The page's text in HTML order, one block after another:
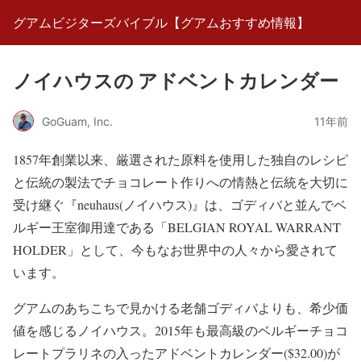
グアムビジターズバイブル【グアムおすすめ情報】
ノイハウスの アドベントカレンダー
GoGuam, Inc. 11年前
1857年創業以来、厳選された原料を使用した独自のレシピ
と伝統の製法でチョコレート作りへの情熱と伝統を大切に
受け継ぐ『neuhaus(ノイハウス)』は、ゴディバと並んでベ
ルギー王室御用達である「BELGIAN ROYAL WARRANT
HOLDER」として、今もなお世界中の人々から愛されて
います。
グアムのあちこちで見かける老舗ゴディバよりも、希少価
値を感じるノイハウス。2015年も最高級のベルギーチョコ
レートプラリネの入ったアドベントカレンダー($32.00)が